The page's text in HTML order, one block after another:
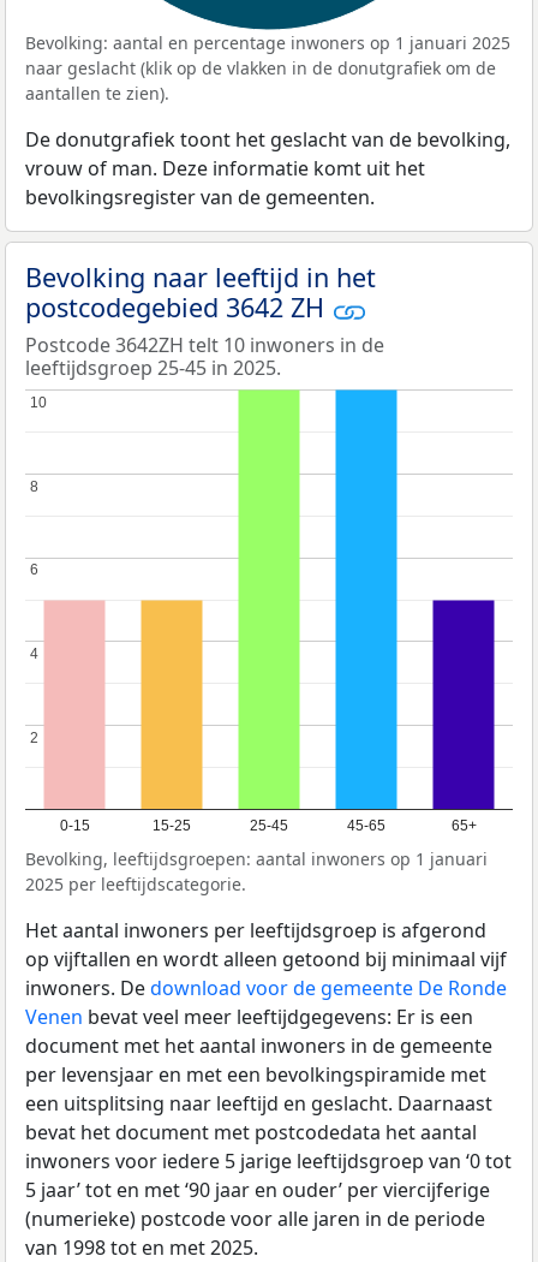
Bevolking: aantal en percentage inwoners op 1 januari 2025
naar geslacht (klik op de vlakken in de donutgrafiek om de
aantallen te zien).
De donutgrafiek toont het geslacht van de bevolking,
vrouw of man. Deze informatie komt uit het
bevolkingsregister van de gemeenten.
Bevolking naar leeftijd in het
postcodegebied 3642 ZH
Postcode 3642ZH telt 10 inwoners in de
leeftijdsgroep 25-45 in 2025.
0-15 15-25 25-45 45-65 65+
2
2
4
4
6
6
8
8
10
10
Bevolking, leeftijdsgroepen: aantal inwoners op 1 januari
2025 per leeftijdscategorie.
Het aantal inwoners per leeftijdsgroep is afgerond
op vijftallen en wordt alleen getoond bij minimaal vijf
inwoners. Dedownload voor de gemeente De Ronde
Venen bevat veel meer leeftijdgegevens: Er is een
document met het aantal inwoners in de gemeente
per levensjaar en met een bevolkingspiramide met
een uitsplitsing naar leeftijd en geslacht. Daarnaast
bevat het document met postcodedata het aantal
inwoners voor iedere 5 jarige leeftijdsgroep van ‘0 tot
5 jaar’ tot en met ‘90 jaar en ouder’ per viercijferige
(numerieke) postcode voor alle jaren in de periode
van 1998 tot en met 2025.